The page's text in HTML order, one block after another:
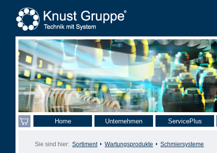
Home Unternehmen ServicePlus
Sie sind hier: Sortiment Wartungsprodukte Schmiersysteme